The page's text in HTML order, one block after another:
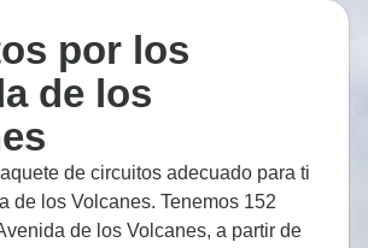
por los
de los
de circuitos adecuado para ti
de los Volcanes. Tenemos 152
de los Volcanes, a partir de